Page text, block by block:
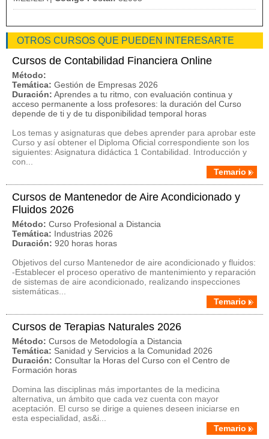
OTROS CURSOS QUE PUEDEN INTERESARTE
Cursos de Contabilidad Financiera Online
Método:
Temática: Gestión de Empresas 2026
Duración: Aprendes a tu ritmo, con evaluación continua y
acceso permanente a loss profesores: la duración del Curso
depende de ti y de tu disponibilidad temporal horas
Los temas y asignaturas que debes aprender para aprobar este
Curso y así obtener el Diploma Oficial correspondiente son los
siguientes: Asignatura didáctica 1 Contabilidad. Introducción y
con...
Temario
Cursos de Mantenedor de Aire Acondicionado y
Fluidos 2026
Método: Curso Profesional a Distancia
Temática: Industrias 2026
Duración: 920 horas horas
Objetivos del curso Mantenedor de aire acondicionado y fluidos:
-Establecer el proceso operativo de mantenimiento y reparación
de sistemas de aire acondicionado, realizando inspecciones
sistemáticas...
Temario
Cursos de Terapias Naturales 2026
Método: Cursos de Metodología a Distancia
Temática: Sanidad y Servicios a la Comunidad 2026
Duración: Consultar la Horas del Curso con el Centro de
Formación horas
Domina las disciplinas más importantes de la medicina
alternativa, un ámbito que cada vez cuenta con mayor
aceptación. El curso se dirige a quienes deseen iniciarse en
esta especialidad, as&i...
Temario